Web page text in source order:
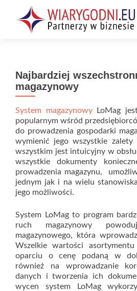
Najbardziej
magazynowy
System magazynowyLoMag
popularnym wśród
do prowadzenia gospodarki
wymienić jego wszystkie zalety
wszystkim jest intuicyjny w
wszystkie dokumenty
prowadzenia magazynu,
jednym jak i na wielu
jego możliwości.
System LoMag to program
ruch magazynowy
magazynowego, która
Wszelkie wartości
oparciu o cenę podaną w
również na wprowadzanie
danych i tworzenia ich
wycen system LoMag